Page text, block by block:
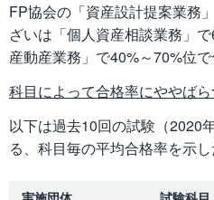
FP協会の「資産設計提案業務
ざいは「個人資産相談業務」
産動産業務」で40%～70%位で
科目によって合格率にややばら
以下は過去10回の試験（2020
る、科目毎の平均合格率を示し